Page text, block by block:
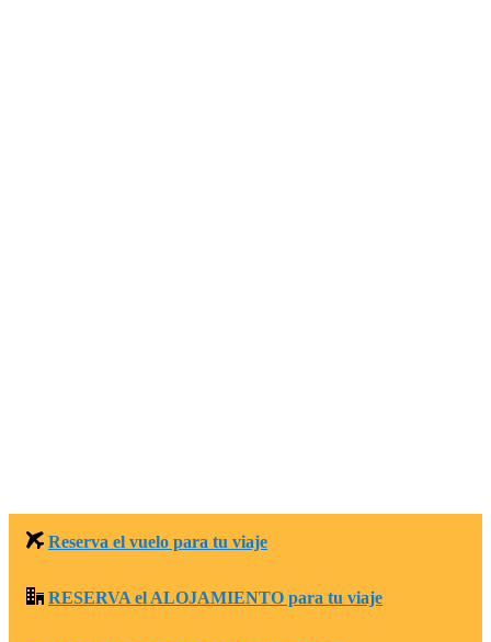
Reserva el vuelo para tu viaje
RESERVA el ALOJAMIENTO para tu viaje